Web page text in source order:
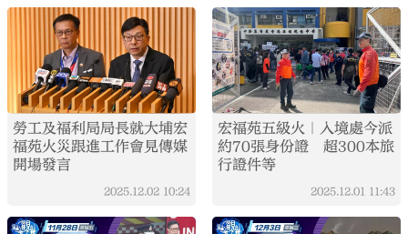
勞工及福利局局長就大埔宏
福苑火災跟進工作會見傳媒
開場發言
2025.12.02 10:24
宏福苑五級火｜入境處今派
約70張身份證 超300本旅
行證件等
2025.12.01 11:43